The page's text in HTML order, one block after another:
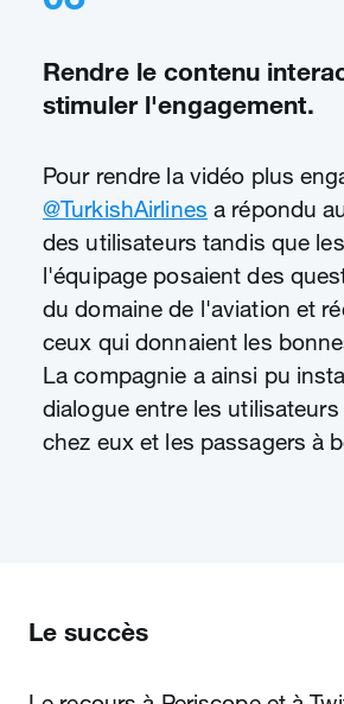
Rendre le contenu
stimuler l'engagement.
Pour rendre la vidéo plus
@TurkishAirlines a répondu
des utilisateurs tandis que
l'équipage posaient des
du domaine de l'aviation et
ceux qui donnaient les
La compagnie a ainsi pu
dialogue entre les
chez eux et les passagers à
Le succès